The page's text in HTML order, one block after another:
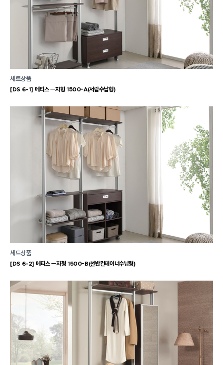
세트상품
[DS 6-1] 메티스 ㅡ자형 1500-A(서랍수납형)
세트상품
[DS 6-2] 메티스 ㅡ자형 1500-B(선반컨테이너수납형)